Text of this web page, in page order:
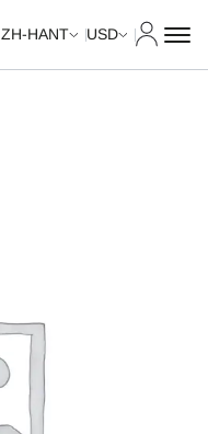
ZH-HANT USD